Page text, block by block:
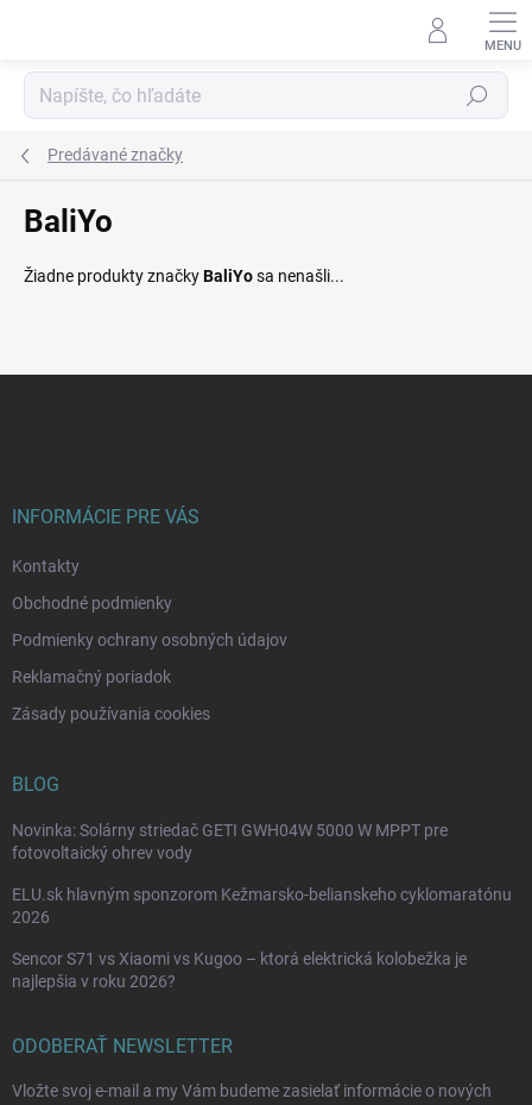
Hľadať
Predávané značky
BaliYo
Žiadne produkty značkyBaliYosa nenašli...
INFORMÁCIE PRE VÁS
Kontakty
Obchodné podmienky
Podmienky ochrany osobných údajov
Reklamačný poriadok
Zásady používania cookies
BLOG
Novinka: Solárny striedač GETI GWH04W 5000 W MPPT pre
fotovoltaický ohrev vody
ELU.sk hlavným sponzorom Kežmarsko-belianskeho cyklomaratónu
2026
Sencor S71 vs Xiaomi vs Kugoo – ktorá elektrická kolobežka je
najlepšia v roku 2026?
ODOBERAŤ NEWSLETTER
Vložte svoj e-mail a my Vám budeme zasielať informácie o nových